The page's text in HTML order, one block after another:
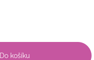
Do košíku